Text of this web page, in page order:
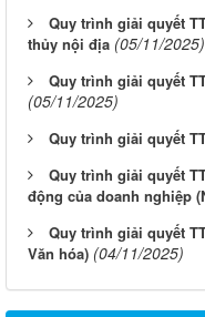
Quy trình giải quyết
thủy nội địa (05/11/2025)
Quy trình giải quyết
(05/11/2025)
Quy trình giải quyết
Quy trình giải quyết
động của doanh nghiệp
Quy trình giải quyết
Văn hóa) (04/11/2025)